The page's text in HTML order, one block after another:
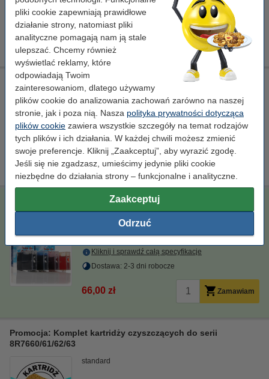
pliki cookie zapewniają prawidłowe
działanie strony, natomiast pliki
analityczne pomagają nam ją stale
ulepszać. Chcemy również
wyświetlać reklamy, które
odpowiadają Twoim
zainteresowaniom, dlatego używamy
plików cookie do analizowania zachowań zarówno na naszej
stronie, jak i poza nią. Nasza polityka prywatności dotycząca
plików cookie zawiera wszystkie szczegóły na temat rodzajów
tych plików i ich działania. W każdej chwili możesz zmienić
swoje preferencje. Kliknij „Zaakceptuj”, aby wyrazić zgodę.
Jeśli się nie zgadzasz, umieścimy jedynie pliki cookie
niezbędne do działania strony – funkcjonalne i analityczne.
Zaakceptuj
Odrzuć
Dostawa: 2-3 dni robocze
17,00 zł Zamawiam
8R7659 głowica kolorowa, oryginalna
kolorowy głowica atramentowa - ± 3.000 stron
Kliknij i sprawdź całą specyfikacje
Zamawiam
Ten produkt został wycofany
Promocja: Komplet tuszów do serii 8R7660/61/62/63 (czarny,
standardowa pojemność + 3 kolory)
opakowanie zbiorcze
Kliknij i sprawdź całą specyfikacje
Dostawa: 2-3 dni robocze
66,00 zł Zamawiam
Promocja: Komplet kartridży czyszczących do serii
8R7660/61/62/63
standard